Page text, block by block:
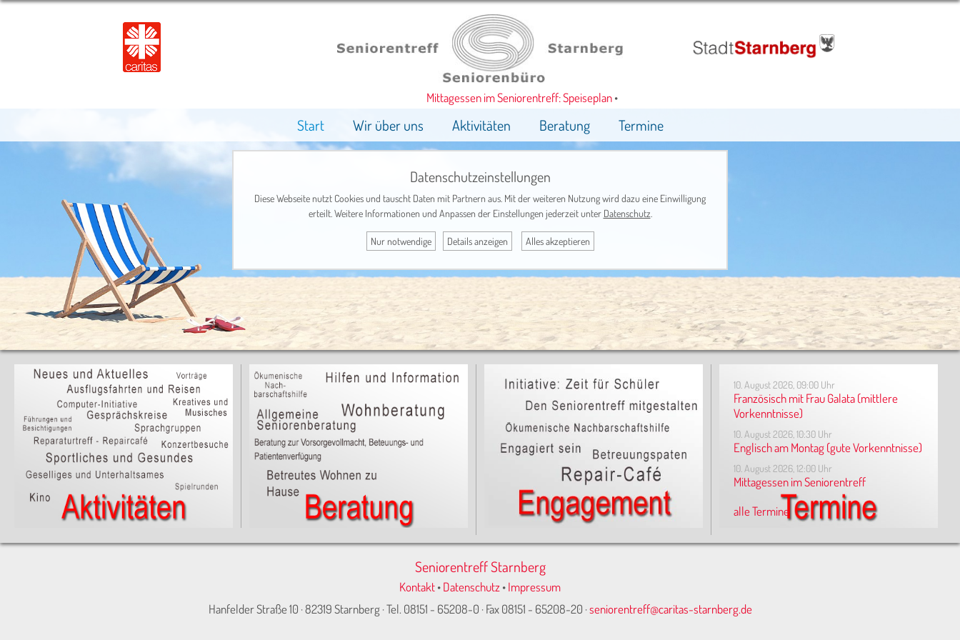
Mittagessen im Seniorentreff: Speiseplan•
Start Wir über uns Aktivitäten Beratung Termine
10. August 2026, 09:00 Uhr
Französisch mit Frau Galata (mittlere
Vorkenntnisse)
10. August 2026, 10:30 Uhr
Englisch am Montag (gute Vorkenntnisse)
10. August 2026, 12:00 Uhr
Mittagessen im Seniorentreff
alle Termine
Seniorentreff Starnberg
Kontakt•Datenschutz•Impressum
Hanfelder Straße 10 · 82319 Starnberg · Tel. 08151 - 65208-0 · Fax 08151 - 65208-20 ·seniorentreff@caritas-starnberg.de
Datenschutzeinstellungen
Diese Webseite nutzt Cookies und tauscht Daten mit Partnern aus. Mit der weiteren Nutzung wird dazu eine Einwilligung
erteilt. Weitere Informationen und Anpassen der Einstellungen jederzeit unter Datenschutz
Nur notwendige Details anzeigen Alles akzeptieren